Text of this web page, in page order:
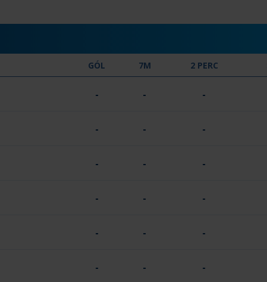
GÓL 7M 2 PERC
- - -
- - -
- - -
- - -
- - -
- - -